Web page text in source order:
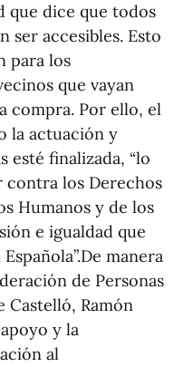
que dice que todos
ser accesibles. Esto
para los
que vayan
compra. Por ello, el
la actuación y
esté finalizada, “lo
contra los Derechos
Humanos y de los
e igualdad que
manera
de Personas
Castelló, Ramón
y la
al